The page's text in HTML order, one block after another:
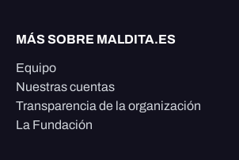
MÁS SOBRE MALDITA.ES
Equipo
Nuestras cuentas
Transparencia de la organización
La Fundación